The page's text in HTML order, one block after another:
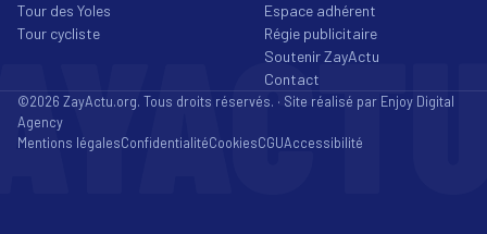
Tour des Yoles
Tour cycliste
Espace adhérent
Régie publicitaire
Soutenir ZayActu
Contact
©2026 ZayActu.org. Tous droits réservés. · Site réalisé par Enjoy Digital
Agency
Mentions légalesConfidentialitéCookiesCGUAccessibilité